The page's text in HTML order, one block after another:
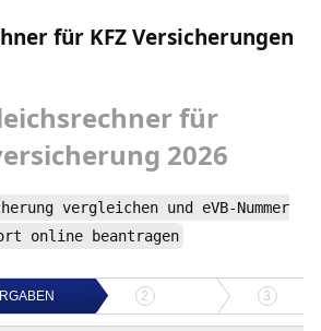
für KFZ Versicherungen
für
2026
vergleichen und eVB-Nummer
online beantragen